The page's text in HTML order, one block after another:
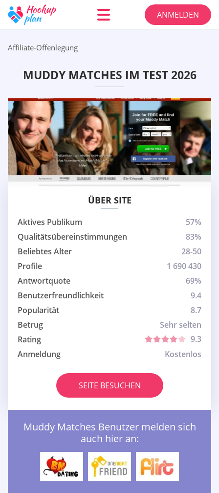
ANMELDEN
Affiliate-Offenlegung
MUDDY MATCHES IM TEST 2026
ÜBER SITE
Aktives Publikum
57%
Qualitätsübereinstimmungen
83%
Beliebtes Alter
28-50
Profile
1 690 430
Antwortquote
69%
Benutzerfreundlichkeit
9.4
Popularität
8.7
Betrug
Sehr selten
Rating
9.3
Anmeldung
Kostenlos
SEITE BESUCHEN
Muddy Matches Benutzer melden sich
auch hier an: